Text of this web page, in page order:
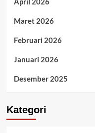
Maret 2026
Februari 2026
Januari 2026
Desember 2025
Kategori